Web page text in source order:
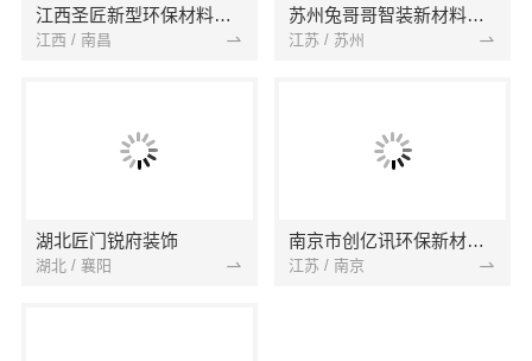
江西圣匠新型环保材料有限公司
江西 / 南昌
苏州兔哥哥智装新材料有限公司
江苏 / 苏州
湖北匠门锐府装饰
湖北 / 襄阳
南京市创亿讯环保新材料有限公司
江苏 / 南京